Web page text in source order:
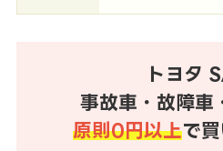
トヨタ
事故車・故障車
原則0円以上で